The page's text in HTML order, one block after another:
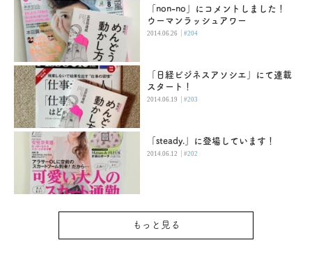
「non-no」にコメントしました！
ウーマンラッシュアワー
2014.06.26 |#204
「日経ビジネスアソシエ」にて連載
スタート！
2014.06.19 |#203
「steady.」に登場しています！
2014.06.12 |#202
もっと見る